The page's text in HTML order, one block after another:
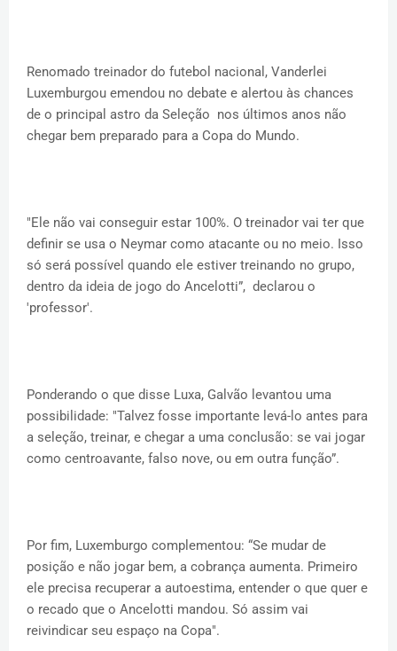
Renomado treinador do futebol nacional, Vanderlei
Luxemburgou emendou no debate e alertou às chances
de o principal astro da Seleção nos últimos anos não
chegar bem preparado para a Copa do Mundo.
"Ele não vai conseguir estar 100%. O treinador vai ter que
definir se usa o Neymar como atacante ou no meio. Isso
só será possível quando ele estiver treinando no grupo,
dentro da ideia de jogo do Ancelotti”, declarou o
'professor'.
Ponderando o que disse Luxa, Galvão levantou uma
possibilidade: "Talvez fosse importante levá-lo antes para
a seleção, treinar, e chegar a uma conclusão: se vai jogar
como centroavante, falso nove, ou em outra função”.
Por fim, Luxemburgo complementou: “Se mudar de
posição e não jogar bem, a cobrança aumenta. Primeiro
ele precisa recuperar a autoestima, entender o que quer e
o recado que o Ancelotti mandou. Só assim vai
reivindicar seu espaço na Copa".